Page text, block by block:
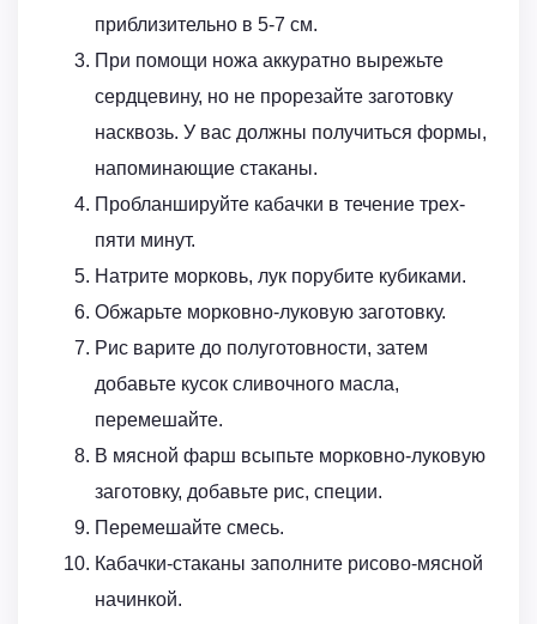
приблизительно в 5-7 см.
При помощи ножа аккуратно вырежьте
сердцевину, но не прорезайте заготовку
насквозь. У вас должны получиться формы,
напоминающие стаканы.
Пробланшируйте кабачки в течение трех-
пяти минут.
Натрите морковь, лук порубите кубиками.
Обжарьте морковно-луковую заготовку.
Рис варите до полуготовности, затем
добавьте кусок сливочного масла,
перемешайте.
В мясной фарш всыпьте морковно-луковую
заготовку, добавьте рис, специи.
Перемешайте смесь.
Кабачки-стаканы заполните рисово-мясной
начинкой.